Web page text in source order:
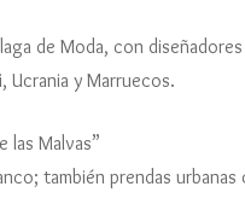
de Moda, con
Ucrania y Marruecos.
las Malvas”
también prendas urbanas